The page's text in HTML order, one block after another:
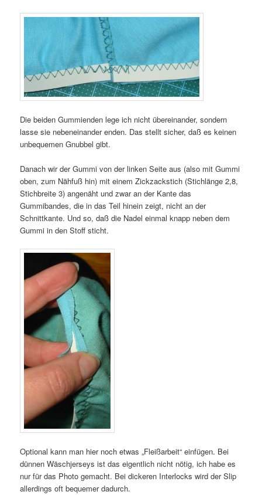
Die beiden Gummienden lege ich nicht übereinander, sondern
lasse sie nebeneinander enden. Das stellt sicher, daß es keinen
unbequemen Gnubbel gibt.
Danach wir der Gummi von der linken Seite aus (also mit Gummi
oben, zum Nähfuß hin) mit einem Zickzackstich (Stichlänge 2,8,
Stichbreite 3) angenäht und zwar an der Kante das
Gummibandes, die in das Teil hinein zeigt, nicht an der
Schnittkante. Und so, daß die Nadel einmal knapp neben dem
Gummi in den Stoff sticht.
Optional kann man hier noch etwas „Fleißarbeit“ einfügen. Bei
dünnen Wäschjerseys ist das eigentlich nicht nötig, ich habe es
nur für das Photo gemacht. Bei dickeren Interlocks wird der Slip
allerdings oft bequemer dadurch.